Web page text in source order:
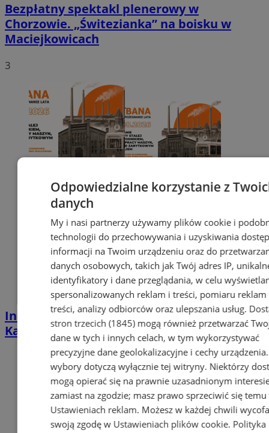
Bezpłatny spektakl plenerowy w
Chorzowie. „Świtezianka” na boisku w
Maciejkowicach
3
Industrialna podróż przez Chorzów i
Katowice. Nadchodzi HUTBANA 2026
Odpowiedzialne korzystanie z
danych
My i nasi partnerzy używamy plików cookie i
technologii do przechowywania i uzyskiwania
informacji na Twoim urządzeniu oraz do
danych osobowych, takich jak Twój adres IP,
identyfikatory i dane przeglądania, w celu
spersonalizowanych reklam i treści, pomiaru reklam
treści, analizy odbiorców oraz ulepszania usług.
stron trzecich (1845)mogą również przetwarzać
dane w tych i innych celach, w tym wykorzystywać
precyzyjne dane geolokalizacyjne i cechy
wybory dotyczą wyłącznie tej witryny. Niektórzy
mogą opierać się na prawnie uzasadnionym
zamiast na zgodzie; masz prawo sprzeciwić się temu
Ustawieniach reklam. Możesz w każdej chwili
swoją zgodę w Ustawieniach plików cookie. Polityka